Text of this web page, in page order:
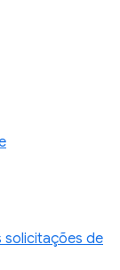
solicitações de